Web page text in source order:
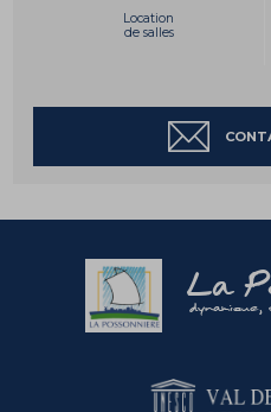
Location
de salles
La